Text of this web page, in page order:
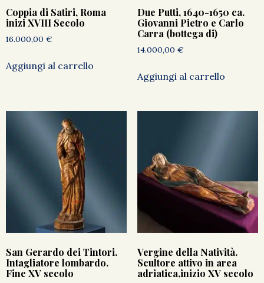
Coppia di Satiri, Roma
inizi XVIII Secolo
16.000,00 €
Aggiungi al carrello
Due Putti, 1640-1650 ca.
Giovanni Pietro e Carlo
Carra (bottega di)
14.000,00 €
Aggiungi al carrello
San Gerardo dei Tintori.
Intagliatore lombardo.
Fine XV secolo
Vergine della Natività.
Scultore attivo in area
adriatica,inizio XV secolo